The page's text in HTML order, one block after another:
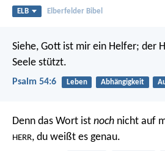
ELB Elberfelder Bibel
Siehe, Gott ist mir ein Helfer; der
Seele stützt.
Psalm 54:6 Leben Abhängigkeit
Denn das Wort ist noch nicht auf
HERR, du weißt es genau.